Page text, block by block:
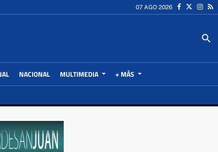
07 AGO 2026
search
NACIONAL MULTIMEDIA + MÁS